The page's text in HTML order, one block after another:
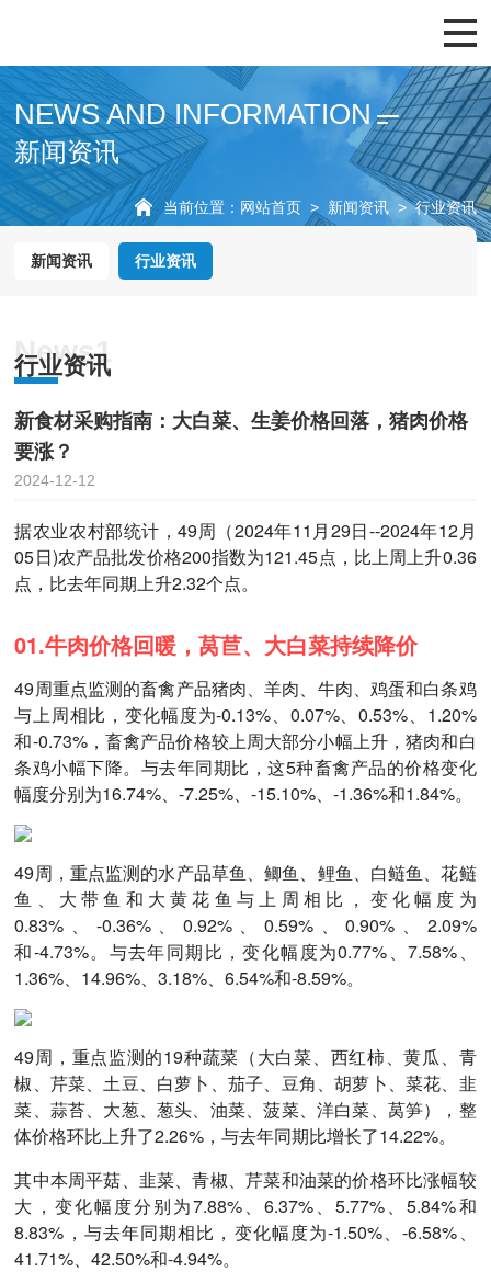
展会概览
展商服务
观众服务
往届回顾
新闻资讯
NEWS AND INFORMATION
新闻资讯
当前位置： 网站首页> 新闻资讯>行业资讯
新闻资讯 行业资讯
News1
行业资讯
新食材采购指南：大白菜、生姜价格回落，猪肉价格
要涨？
2024-12-12
据农业农村部统计，49周（2024年11月29日--2024年12月
05日)农产品批发价格200指数为121.45点，比上周上升0.36
点，比去年同期上升2.32个点。
01.牛肉价格回暖，莴苣、大白菜持续降价
49周重点监测的畜禽产品猪肉、羊肉、牛肉、鸡蛋和白条鸡
与上周相比，变化幅度为-0.13%、0.07%、0.53%、1.20%
和-0.73%，畜禽产品价格较上周大部分小幅上升，猪肉和白
条鸡小幅下降。与去年同期比，这5种畜禽产品的价格变化
幅度分别为16.74%、-7.25%、-15.10%、-1.36%和1.84%。
49周，重点监测的水产品草鱼、鲫鱼、鲤鱼、白鲢鱼、花鲢
鱼、大带鱼和大黄花鱼与上周相比，变化幅度为
0.83%、-0.36%、0.92%、0.59%、0.90%、2.09%
和-4.73%。与去年同期比，变化幅度为0.77%、7.58%、
1.36%、14.96%、3.18%、6.54%和-8.59%。
49周，重点监测的19种蔬菜（大白菜、西红柿、黄瓜、青
椒、芹菜、土豆、白萝卜、茄子、豆角、胡萝卜、菜花、韭
菜、蒜苔、大葱、葱头、油菜、菠菜、洋白菜、莴笋），整
体价格环比上升了2.26%，与去年同期比增长了14.22%。
其中本周平菇、韭菜、青椒、芹菜和油菜的价格环比涨幅较
大，变化幅度分别为7.88%、6.37%、5.77%、5.84%和
8.83%，与去年同期相比，变化幅度为-1.50%、-6.58%、
41.71%、42.50%和-4.94%。